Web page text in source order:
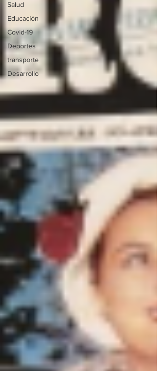
Salud
Educación
Covid-19
Deportes
transporte
Desarrollo